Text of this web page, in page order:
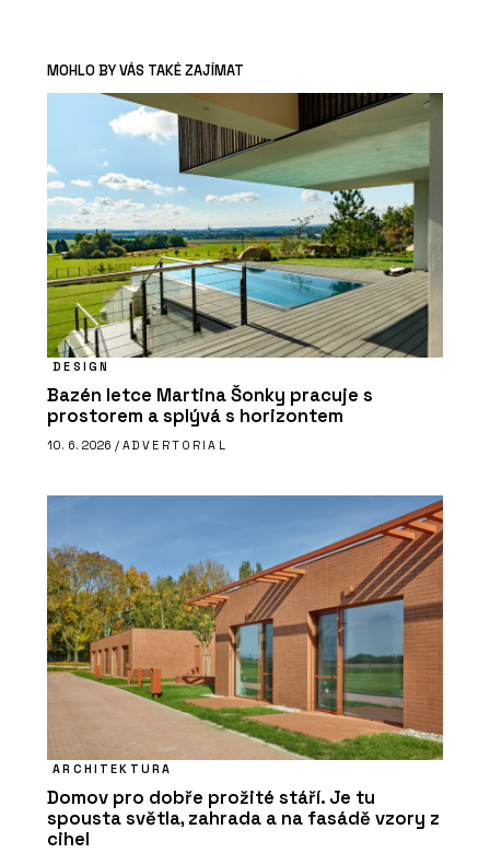
MOHLO BY VÁS TAKÉ ZAJÍMAT
DESIGN
Bazén letce Martina Šonky pracuje s
prostorem a splývá s horizontem
10. 6. 2026 / ADVERTORIAL
ARCHITEKTURA
Domov pro dobře prožité stáří. Je tu
spousta světla, zahrada a na fasádě vzory z
cihel